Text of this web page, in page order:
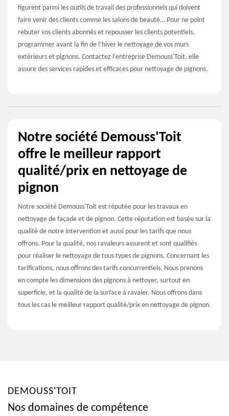
figurent parmi les outils de travail des professionnels qui doivent
faire venir des clients comme les salons de beauté… Pour ne point
rebuter vos clients abonnés et repousser les clients potentiels,
programmer avant la fin de l’hiver le nettoyage de vos murs
extérieurs et pignons. Contactez l’entreprise Demouss'Toit, elle
assure des services rapides et efficaces pour nettoyage de pignons.
Notre société Demouss'Toit
offre le meilleur rapport
qualité/prix en nettoyage de
pignon
Notre société Demouss'Toit est réputée pour les travaux en
nettoyage de façade et de pignon. Cette réputation est basée sur la
qualité de notre intervention et aussi pour les tarifs que nous
offrons. Pour la qualité, nos ravaleurs assurent et sont qualifiés
pour réaliser le nettoyage de tous types de pignons. Concernant les
tarifications, nous offrons des tarifs concurrentiels. Nous prenons
en compte les dimensions des pignons à nettoyer, surtout en
superficie, et la qualité de la surface à ravaler. Nous offrons dans
tous les cas le meilleur rapport qualité/prix en nettoyage de pignon.
DEMOUSS'TOIT
Nos domaines de compétence